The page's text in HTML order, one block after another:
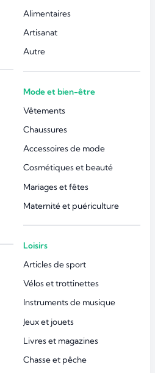
Alimentaires
Artisanat
Autre
Mode et bien-être
Vêtements
Chaussures
Accessoires de mode
Cosmétiques et beauté
Mariages et fêtes
Maternité et puériculture
Loisirs
Articles de sport
Vélos et trottinettes
Instruments de musique
Jeux et jouets
Livres et magazines
Chasse et pêche